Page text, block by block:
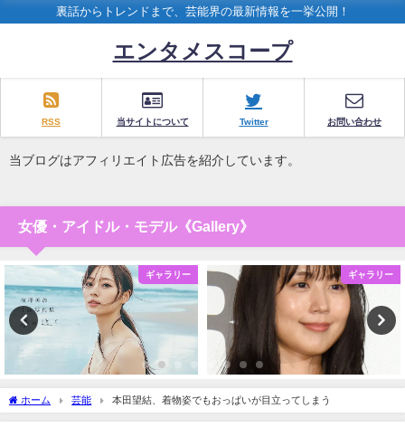
裏話からトレンドまで、芸能界の最新情報を一挙公開！
エンタメスコープ
RSS 当サイトについて Twitter お問い合わせ
当ブログはアフィリエイト広告を紹介しています。
女優・アイドル・モデル《Gallery》
ギャラリー ギャラリー
ホーム 芸能 本田望結、着物姿でもおっぱいが目立ってしまう